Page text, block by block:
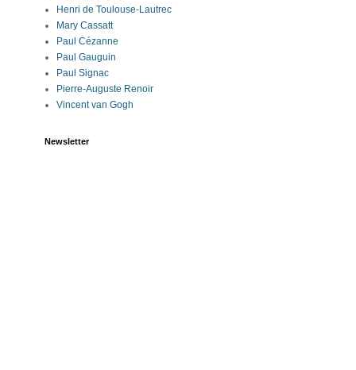
Henri de Toulouse-Lautrec
Mary Cassatt
Paul Cézanne
Paul Gauguin
Paul Signac
Pierre-Auguste Renoir
Vincent van Gogh
Newsletter